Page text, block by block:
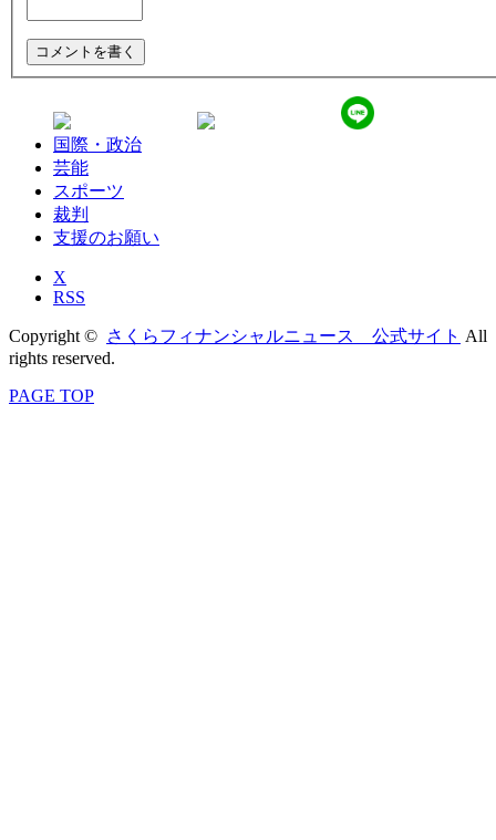
国際・政治
芸能
スポーツ
裁判
支援のお願い
X
RSS
Copyright © さくらフィナンシャルニュース 公式サイト All
rights reserved.
PAGE TOP